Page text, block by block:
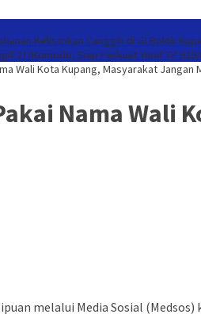
Kelistrikan Canggih di GI Bolok
21/Komodo, Siap Perkuat Yonif TP 939/
Wali Kota Kupang, Masyarakat Jangan
Nama Wali
melalui Media Sosial